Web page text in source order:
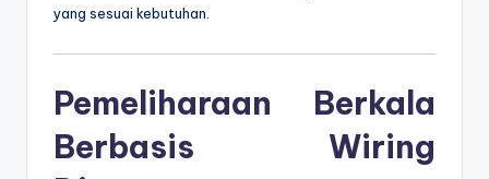
yang sesuai kebutuhan.
Pemeliharaan Berkala
Berbasis Wiring